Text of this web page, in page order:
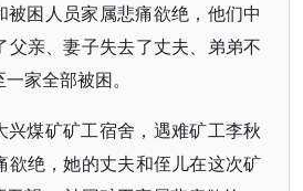
被困人员家属悲痛欲绝，他们中
父亲、妻子失去了丈夫、弟弟不
家全部被困。
兴煤矿矿工宿舍，遇难矿工李秋
欲绝，她的丈夫和侄儿在这次矿